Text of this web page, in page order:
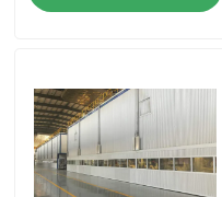
Путешествие фабрики
контактные данные